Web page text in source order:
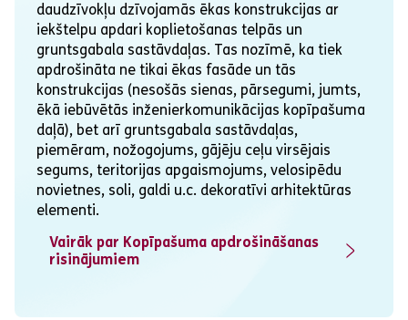
daudzīvokļu dzīvojamās ēkas konstrukcijas ar
iekštelpu apdari koplietošanas telpās un
gruntsgabala sastāvdaļas. Tas nozīmē, ka tiek
apdrošināta ne tikai ēkas fasāde un tās
konstrukcijas (nesošās sienas, pārsegumi, jumts,
ēkā iebūvētās inženierkomunikācijas kopīpašuma
daļā), bet arī gruntsgabala sastāvdaļas,
piemēram, nožogojums, gājēju ceļu virsējais
segums, teritorijas apgaismojums, velosipēdu
novietnes, soli, galdi u.c. dekoratīvi arhitektūras
elementi.
Vairāk par Kopīpašuma apdrošināšanas
risinājumiem